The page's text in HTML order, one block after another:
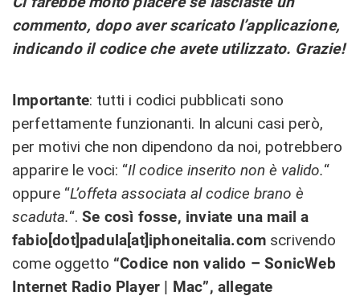
commento, dopo aver scaricato l’applicazione,
indicando il codice che avete utilizzato. Grazie!
Importante: tutti i codici pubblicati sono
perfettamente funzionanti. In alcuni casi però,
per motivi che non dipendono da noi, potrebbero
apparire le voci: “Il codice inserito non è valido.“
oppure “L’offeta associata al codice brano è
scaduta.“. Se così fosse, inviate una mail a
fabio[dot]padula[at]iphoneitalia.com scrivendo
come oggetto “Codice non valido – SonicWeb
Internet Radio Player | Mac”, allegate